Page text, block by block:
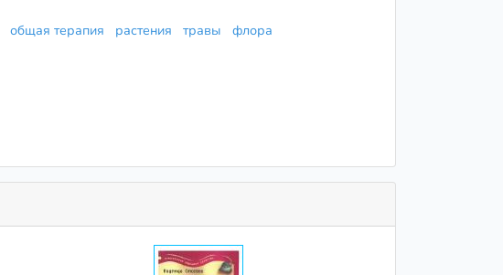
общая терапия растения травы
флора